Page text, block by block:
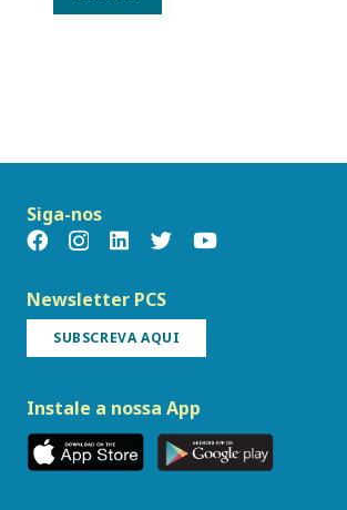
Siga-nos
Newsletter PCS
SUBSCREVA AQUI
Instale a nossa App